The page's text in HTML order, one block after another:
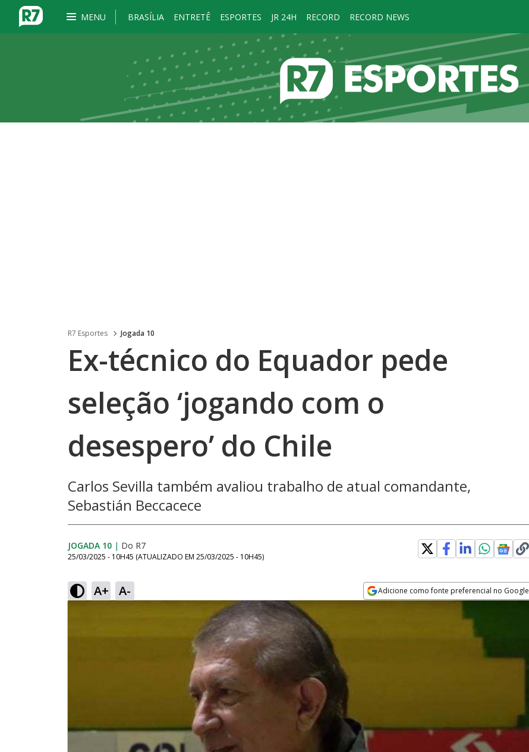
MENU BRASÍLIA ENTRETÊ ESPORTES JR 24H RECORD RECORD NEWS
R7 Esportes Jogada 10
Ex-técnico do Equador pede
seleção ‘jogando com o
desespero’ do Chile
Carlos Sevilla também avaliou trabalho de atual comandante,
Sebastián Beccacece
JOGADA 10 | Do R7
25/03/2025 - 10H45 (ATUALIZADO EM 25/03/2025 - 10H45)
A+ A- Adicione como fonte preferencial no Google